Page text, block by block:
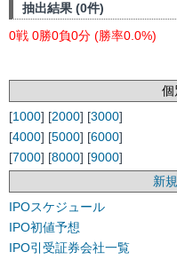
抽出結果 (0件)
0戦 0勝0負0分 (勝率0.0%)
個
[1000] [2000] [3000]
[4000] [5000] [6000]
[7000] [8000] [9000]
新
IPOスケジュール
IPO初値予想
IPO引受証券会社一覧